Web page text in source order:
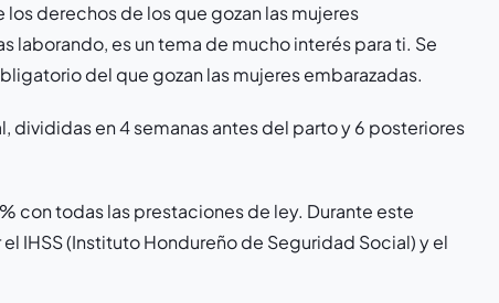
derechos de los que gozan las mujeres
laborando, es un tema de mucho interés para ti. Se
del que gozan las mujeres embarazadas.
divididas en 4 semanas antes del parto y 6 posteriores
con todas las prestaciones de ley. Durante este
IHSS (Instituto Hondureño de Seguridad Social) y el